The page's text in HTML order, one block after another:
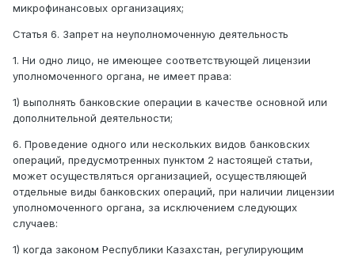
микрофинансовых организациях;
Статья 6. Запрет на неуполномоченную деятельность
1. Ни одно лицо, не имеющее соответствующей лицензии
уполномоченного органа, не имеет права:
1) выполнять банковские операции в качестве основной или
дополнительной деятельности;
6. Проведение одного или нескольких видов банковских
операций, предусмотренных пунктом 2 настоящей статьи,
может осуществляться организацией, осуществляющей
отдельные виды банковских операций, при наличии лицензии
уполномоченного органа, за исключением следующих
случаев:
1) когда законом Республики Казахстан, регулирующим